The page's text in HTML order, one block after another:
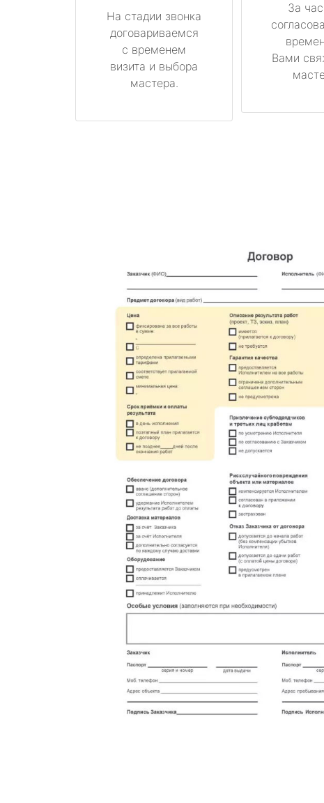
На стадии звонка
договариваемся
с временем
визита и выбора
мастера.
За
Вами